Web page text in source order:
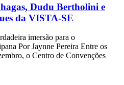
Dudu Bertholini e
da VISTA-SE
imersão para o
Por Jaynne Pereira Entre os
o Centro de Convenções